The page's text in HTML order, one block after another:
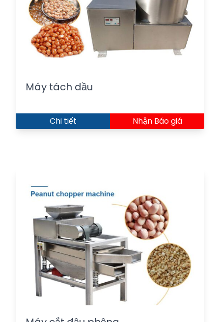
Máy tách dầu
Chi tiết Nhận Báo giá